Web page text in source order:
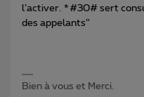
l’activer. *#30# sert
des appelants”
Bien à vous et Merci.